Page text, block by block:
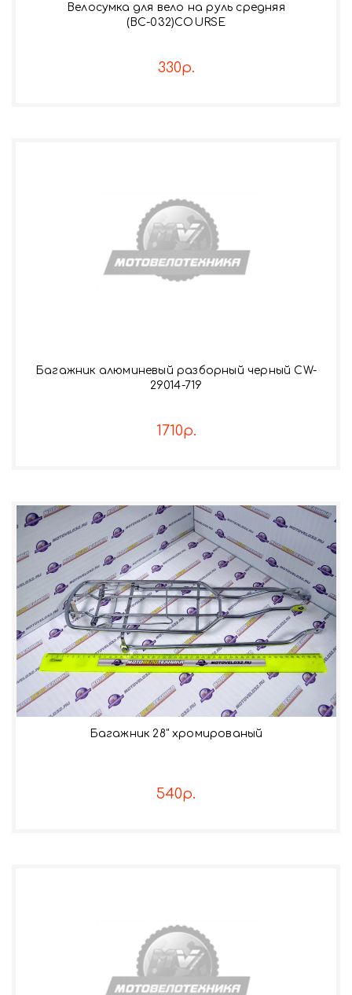
Велосумка для вело на руль средняя
(ВС-032)COURSE
330р.
Багажник алюминевый разборный черный CW-
29014-719
1710р.
Багажник 28" хромированый
540р.